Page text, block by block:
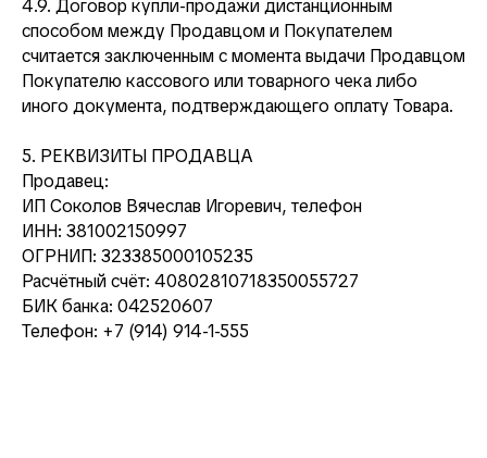
4.9. Договор купли-продажи дистанционным
способом между Продавцом и Покупателем
считается заключенным с момента выдачи Продавцом
Покупателю кассового или товарного чека либо
иного документа, подтверждающего оплату Товара.
5. РЕКВИЗИТЫ ПРОДАВЦА
Продавец:
ИП Соколов Вячеслав Игоревич, телефон
ИНН: 381002150997
ОГРНИП: 323385000105235
Расчётный счёт: 40802810718350055727
БИК банка: 042520607
Телефон: +7 (914) 914-1-555